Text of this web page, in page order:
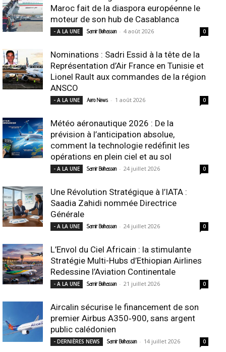
Maroc fait de la diaspora européenne le
moteur de son hub de Casablanca
- A LA UNE Samir Belhassen - 4 août 2026 0
Nominations : Sadri Essid à la tête de la
Représentation d’Air France en Tunisie et
Lionel Rault aux commandes de la région
ANSCO
- A LA UNE Aero News - 1 août 2026 0
Météo aéronautique 2026 : De la
prévision à l’anticipation absolue,
comment la technologie redéfinit les
opérations en plein ciel et au sol
- A LA UNE Samir Belhassen - 24 juillet 2026 0
Une Révolution Stratégique à l’IATA :
Saadia Zahidi nommée Directrice
Générale
- A LA UNE Samir Belhassen - 24 juillet 2026 0
L’Envol du Ciel Africain : la stimulante
Stratégie Multi-Hubs d’Ethiopian Airlines
Redessine l’Aviation Continentale
- A LA UNE Samir Belhassen - 21 juillet 2026 0
Aircalin sécurise le financement de son
premier Airbus A350‑900, sans argent
public calédonien
- DERNIÈRES NEWS Samir Belhassen - 14 juillet 2026 0